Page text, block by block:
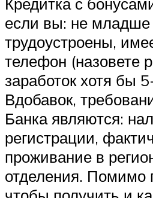
если вы: не младше
трудоустроены,
телефон (назовете
заработок хотя бы
Вдобавок,
Банка являются:
регистрации,
проживание в
отделения. Помимо